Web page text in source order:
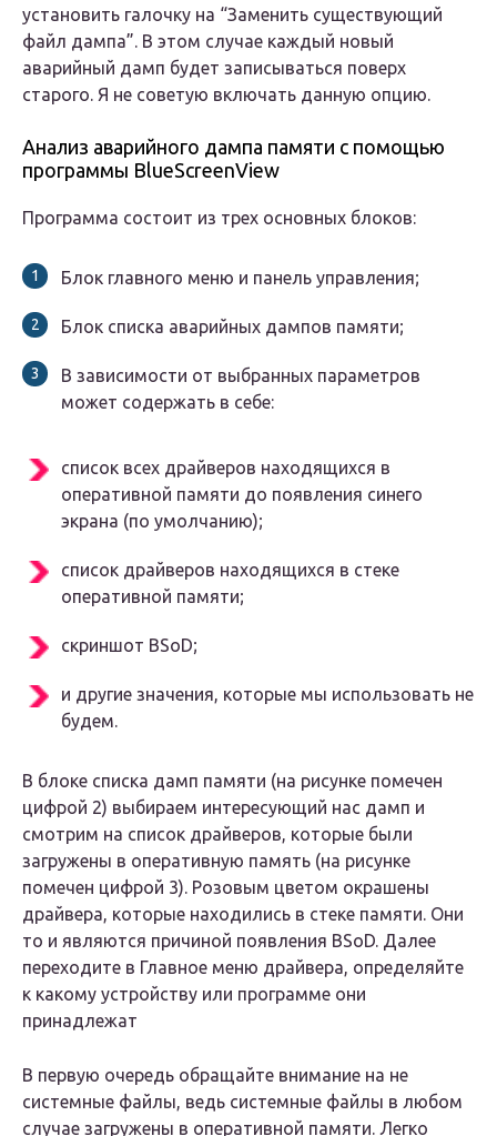
установить галочку на “Заменить существующий
файл дампа”. В этом случае каждый новый
аварийный дамп будет записываться поверх
старого. Я не советую включать данную опцию.
Анализ аварийного дампа памяти с помощью
программы BlueScreenView
Программа состоит из трех основных блоков:
Блок главного меню и панель управления;
Блок списка аварийных дампов памяти;
В зависимости от выбранных параметров
может содержать в себе:
список всех драйверов находящихся в
оперативной памяти до появления синего
экрана (по умолчанию);
список драйверов находящихся в стеке
оперативной памяти;
скриншот BSoD;
и другие значения, которые мы использовать не
будем.
В блоке списка дамп памяти (на рисунке помечен
цифрой 2) выбираем интересующий нас дамп и
смотрим на список драйверов, которые были
загружены в оперативную память (на рисунке
помечен цифрой 3). Розовым цветом окрашены
драйвера, которые находились в стеке памяти. Они
то и являются причиной появления BSoD. Далее
переходите в Главное меню драйвера, определяйте
к какому устройству или программе они
принадлежат
В первую очередь обращайте внимание на не
системные файлы, ведь системные файлы в любом
случае загружены в оперативной памяти. Легко